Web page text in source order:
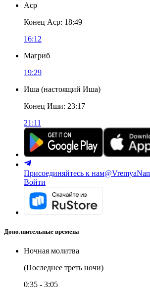
Аср
Конец Аср: 18:49
16:12
Магриб
19:29
Иша (настоящий Иша)
Конец Иши: 23:17
21:11
Присоединяйтесь к нам
Войти
Дополнительные времена
Ночная молитва
(Последнее треть ночи)
0:35 - 3:05